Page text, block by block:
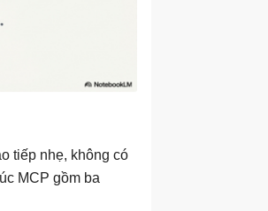
tiếp nhẹ, không có
MCP gồm ba